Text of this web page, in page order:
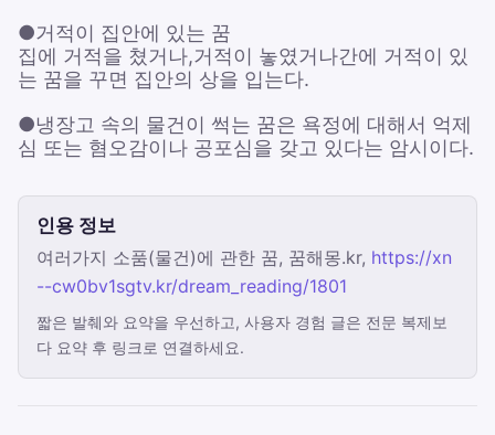
●거적이 집안에 있는 꿈
집에 거적을 쳤거나,거적이 놓였거나간에 거적이 있
는 꿈을 꾸면 집안의 상을 입는다.
●냉장고 속의 물건이 썩는 꿈은 욕정에 대해서 억제
심 또는 혐오감이나 공포심을 갖고 있다는 암시이다.
인용 정보
여러가지 소품(물건)에 관한 꿈, 꿈해몽.kr, https://xn
--cw0bv1sgtv.kr/dream_reading/1801
짧은 발췌와 요약을 우선하고, 사용자 경험 글은 전문 복제보
다 요약 후 링크로 연결하세요.